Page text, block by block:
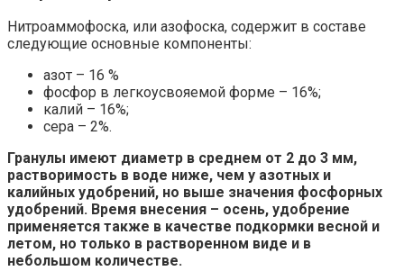
Нитроаммофоска, или азофоска, содержит в составе
следующие основные компоненты:
азот – 16 %
фосфор в легкоусвояемой форме – 16%;
калий – 16%;
сера – 2%.
Гранулы имеют диаметр в среднем от 2 до 3 мм,
растворимость в воде ниже, чем у азотных и
калийных удобрений, но выше значения фосфорных
удобрений. Время внесения – осень, удобрение
применяется также в качестве подкормки весной и
летом, но только в растворенном виде и в
небольшом количестве.